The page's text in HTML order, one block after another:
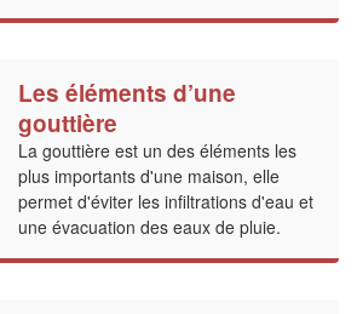
Les éléments d’une
gouttière
La gouttière est un des éléments les
plus importants d'une maison, elle
permet d'éviter les infiltrations d'eau et
une évacuation des eaux de pluie.